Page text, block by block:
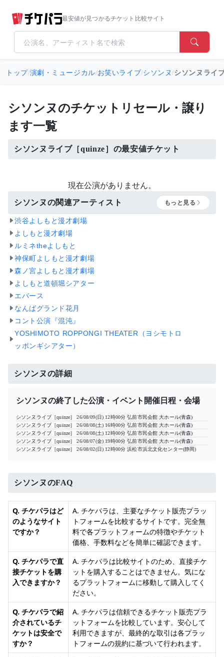
最安値が見つかるチケット比較サイト
トップ/演劇・ミュージカル/お笑いライブ/シソンヌ/シソンヌライ
シソンヌのチケットリセール・譲り
ます一覧
シソンヌライブ［quinze］の最安値チケット
現在公演がありません。
シソンヌの関連アーティスト もっと見る
渋谷よしもと漫才劇場
よしもと漫才劇場
ルミネtheよしもと
神保町よしもと漫才劇場
森ノ宮よしもと漫才劇場
よしもと道頓堀シアター
エバース
なんばグランド花月
コント公演『混沌』
YOSHIMOTO ROPPONGI THEATER（ヨシモトロ
ッポンギシアター）
シソンヌの詳細
シソンヌの終了した公演・イベント開催日程・会場
シソンヌライブ［quinze］ 26/08/09(日) 12時00分 弘前市民会館 大ホール(青森)
シソンヌライブ［quinze］
26/08/08(土) 16時00分 弘前市民会館 大ホール(青森)
シソンヌライブ［quinze］
26/08/08(土) 12時00分 弘前市民会館 大ホール(青森)
シソンヌライブ［quinze］
26/08/07(金) 19時00分 弘前市民会館 大ホール(青森)
シソンヌライブ［quinze］
26/08/02(日) 12時00分 浜松市浜北文化センター(静岡)
シソンヌのFAQ
Q. チケパラはど
のようなサイト
ですか？
A. チケパラは、主要なチケット販売プラッ
トフォームを比較するサイトです。完全無
料で各プラットフォームの特徴やチケット
価格、手数料などを簡単に確認できます。
Q. チケパラで直
接チケットを購
入できますか？
A. チケパラは比較サイトのため、直接チケ
ットを購入することはできません。気にな
るプラットフォームに移動して購入してく
ださい。
Q. チケパラで紹
介されているチ
ケットは安全で
すか？
A. チケパラは信頼できるチケット販売プラ
ットフォームを比較しています。安心して
利用できますが、最終的な取引は各プラッ
トフォームの規約に基づいて行われます。